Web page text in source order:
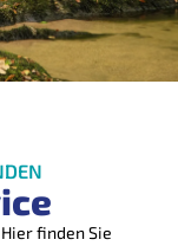
Hier finden Sie